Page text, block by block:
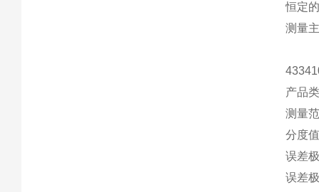
恒定
测量
产品
测量
分度
误差
误差